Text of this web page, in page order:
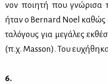
νον ποι­η­τή που γνώ­ρι­σα
ήταν ο Bernard Noel κα­θώς
τα­λό­γους για με­γά­λες
(π.χ. Masson). Του
6.